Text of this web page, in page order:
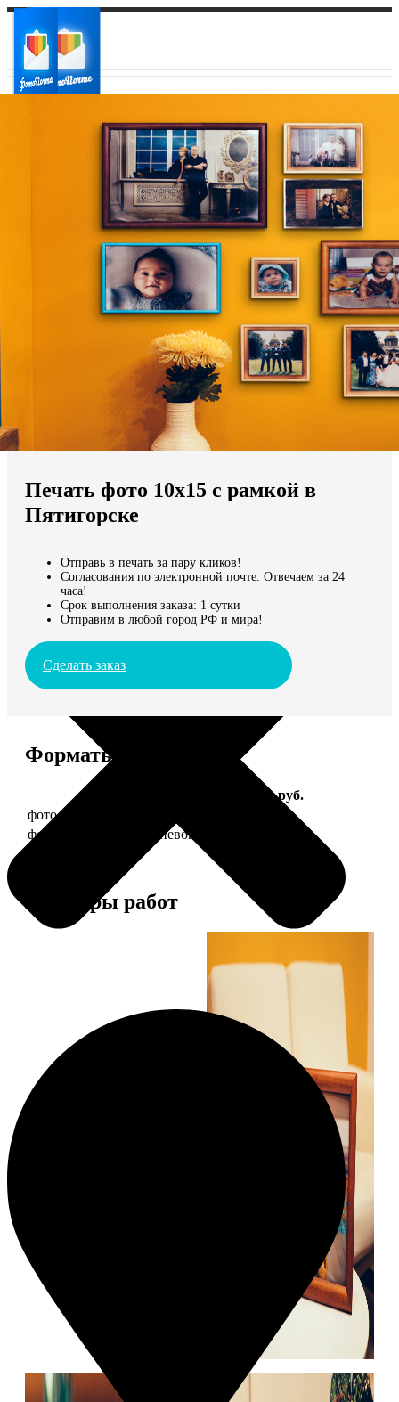
Ваш регион доставки
Выберите из списка:
Мы доставляем по всему миру
Продолжить без города
Печать фото 10х15 с рамкой в
Пятигорске
Отправь в печать за пару кликов!
Согласования по электронной почте. Отвечаем за 24
часа!
Срок выполнения заказа: 1 сутки
Отправим в любой город РФ и мира!
Сделать заказ
Форматы и цены
Цена, руб.
фото 10х15 в деревянной рамке
фото 10х15 в алюминиевой рамке
Примеры работ